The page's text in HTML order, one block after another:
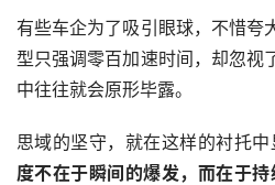
有些车企为了吸引眼球，不惜夸
型只强调零百加速时间，却忽视
中往往就会原形毕露。
思域的坚守，就在这样的衬托
度不在于瞬间的爆发，而在于